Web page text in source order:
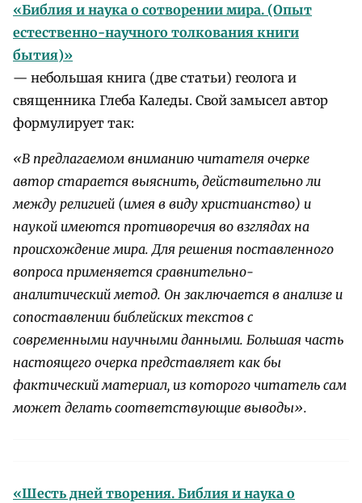
«Библия и наука о сотворении мира. (Опыт
естественно-научного толкования книги
бытия)»
— небольшая книга (две статьи) геолога и
священника Глеба Каледы. Свой замысел автор
формулирует так:
«В предлагаемом вниманию читателя очерке
автор старается выяснить, действительно ли
между религией (имея в виду христианство) и
наукой имеются противоречия во взглядах на
происхождение мира. Для решения поставленного
вопроса применяется сравнительно-
аналитический метод. Он заключается в анализе и
сопоставлении библейских текстов с
современными научными данными. Большая часть
настоящего очерка представляет как бы
фактический материал, из которого читатель сам
может делать соответствующие выводы».
«Шесть дней творения. Библия и наука о